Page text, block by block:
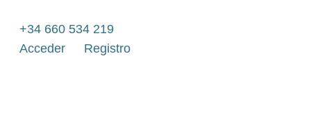
contenido
+34 660 534 219
Acceder
Registro